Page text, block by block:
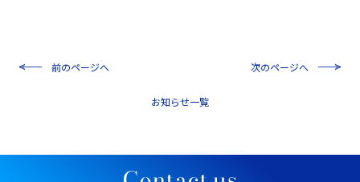
前のページへ
一覧
次のページへ